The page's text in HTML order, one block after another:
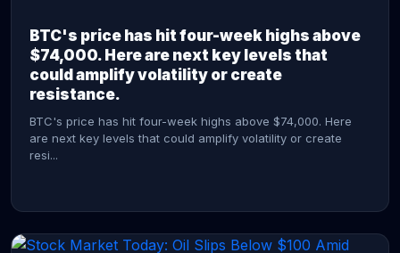
BTC's price has hit four-week highs above
$74,000. Here are next key levels that
could amplify volatility or create
resistance.
BTC's price has hit four-week highs above $74,000. Here
are next key levels that could amplify volatility or create
resi...